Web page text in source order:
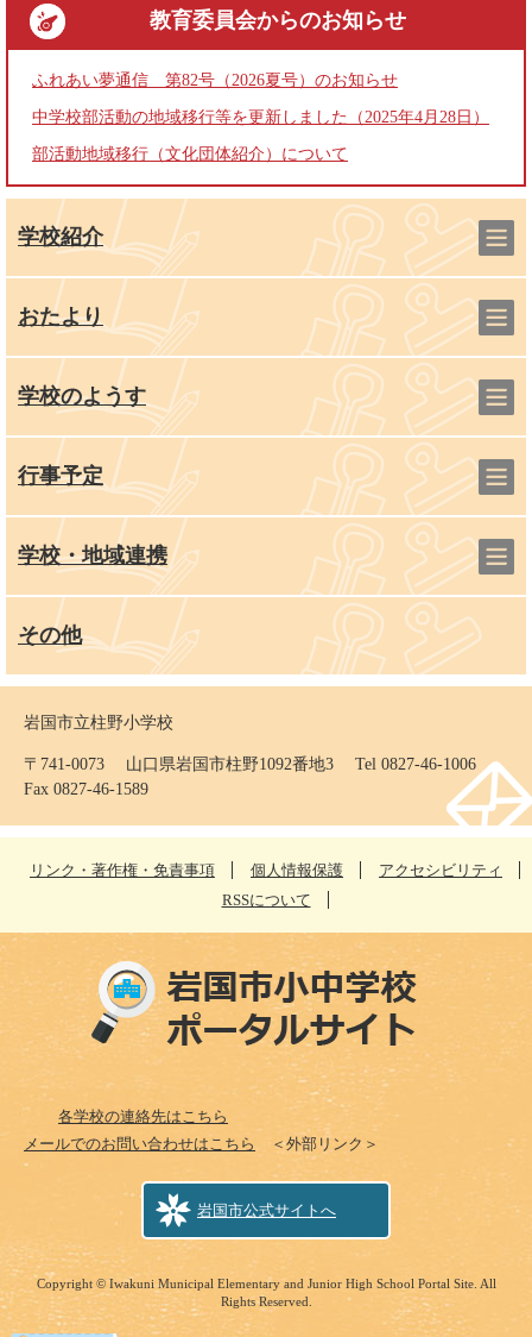
教育委員会からのお知らせ
ふれあい夢通信 第82号（2026夏号）のお知らせ
中学校部活動の地域移行等を更新しました（2025年4月28日）
部活動地域移行（文化団体紹介）について
学校紹介
おたより
学校のようす
行事予定
学校・地域連携
その他
岩国市立柱野小学校
〒741-0073 山口県岩国市柱野1092番地3 Tel 0827-46-1006
Fax 0827-46-1589
リンク・著作権・免責事項 個人情報保護
アクセシビリティ
RSSについて
各学校の連絡先はこちら
メールでのお問い合わせはこちら
＜外部リンク＞
岩国市公式サイトへ
Copyright © Iwakuni Municipal Elementary and Junior High School Portal Site. All
Rights Reserved.